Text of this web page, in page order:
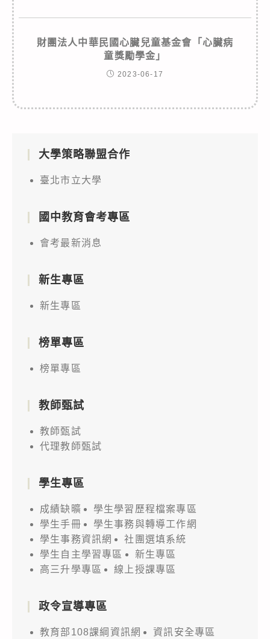
財團法人中華民國心臟兒童基金會「心臟病
童獎勵學金」
2023-06-17
大學策略聯盟合作
臺北市立大學
國中教育會考專區
會考最新消息
新生專區
新生專區
榜單專區
榜單專區
教師甄試
教師甄試
代理教師甄試
學生專區
成績缺曠
學生學習歷程檔案專區
學生手冊
學生事務與轉導工作網
學生事務資訊網
社團選填系統
學生自主學習專區
新生專區
高三升學專區
線上授課專區
政令宣導專區
教育部108課綱資訊網
資訊安全專區